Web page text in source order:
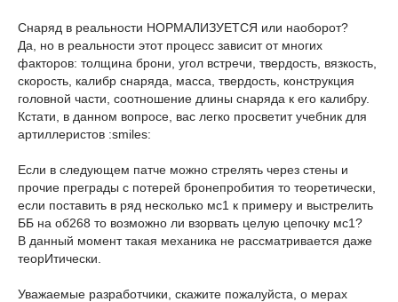
Снаряд в реальности НОРМАЛИЗУЕТСЯ или наоборот?
Да, но в реальности этот процесс зависит от многих
факторов: толщина брони, угол встречи, твердость, вязкость,
скорость, калибр снаряда, масса, твердость, конструкция
головной части, соотношение длины снаряда к его калибру.
Кстати, в данном вопросе, вас легко просветит учебник для
артиллеристов :smiles:
Если в следующем патче можно стрелять через стены и
прочие преграды с потерей бронепробития то теоретически,
если поставить в ряд несколько мс1 к примеру и выстрелить
ББ на об268 то возможно ли взорвать целую цепочку мс1?
В данный момент такая механика не рассматривается даже
теорИтически.
Уважаемые разработчики, скажите пожалуйста, о мерах